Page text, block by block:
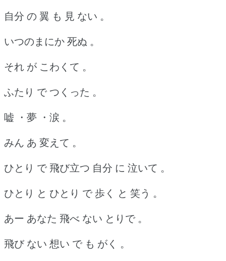
自分 の 翼 も 見 ない 。
いつのまにか 死ぬ 。
それ が こわくて 。
ふたり で つくった 。
嘘 ・夢 ・涙 。
みん あ 変えて 。
ひとり で 飛び立つ 自分 に 泣いて 。
ひとり と ひとり で 歩く と 笑う 。
あー あなた 飛べ ない とりで 。
飛び ない 想い で も がく 。